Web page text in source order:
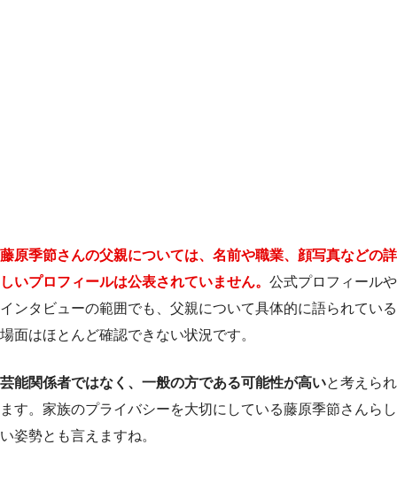
藤原季節さんの父親については、名前や職業、顔写真などの詳
しいプロフィールは公表されていません。 公式プロフィールや
インタビューの範囲でも、父親について具体的に語られている
場面はほとんど確認できない状況です。
芸能関係者ではなく、一般の方である可能性が高いと考えられ
ます。家族のプライバシーを大切にしている藤原季節さんらし
い姿勢とも言えますね。